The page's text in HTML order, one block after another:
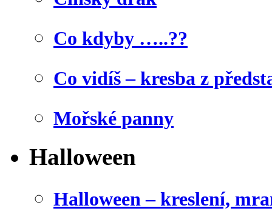
Co kdyby …..??
Co vidíš – kresba z
Mořské panny
Halloween
Halloween – kreslení,